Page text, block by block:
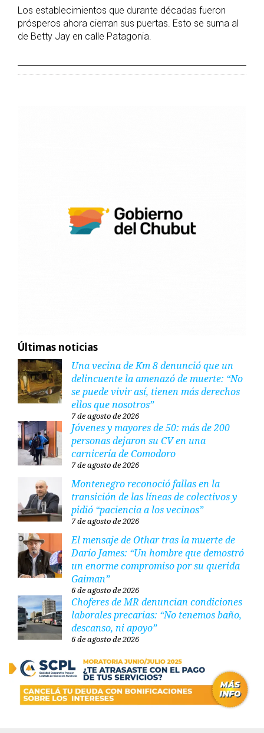
Los establecimientos que durante décadas fueron
prósperos ahora cierran sus puertas. Esto se suma al
de Betty Jay en calle Patagonia.
Últimas noticias
Una vecina de Km 8 denunció que un
delincuente la amenazó de muerte: “No
se puede vivir así, tienen más derechos
ellos que nosotros”
7 de agosto de 2026
Jóvenes y mayores de 50: más de 200
personas dejaron su CV en una
carnicería de Comodoro
7 de agosto de 2026
Montenegro reconoció fallas en la
transición de las líneas de colectivos y
pidió “paciencia a los vecinos”
7 de agosto de 2026
El mensaje de Othar tras la muerte de
Darío James: “Un hombre que demostró
un enorme compromiso por su querida
Gaiman”
6 de agosto de 2026
Choferes de MR denuncian condiciones
laborales precarias: “No tenemos baño,
descanso, ni apoyo”
6 de agosto de 2026